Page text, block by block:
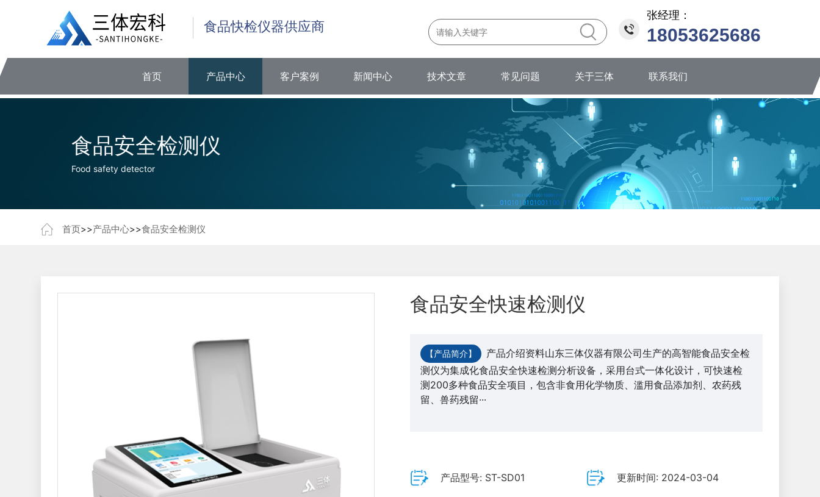
食品快检仪器供应商
张经理：
18053625686
首页 产品中心 客户案例 新闻中心 技术文章 常见问题 关于三体 联系我们
食品安全检测仪
Food safety detector
首页>>产品中心>>食品安全检测仪
食品安全快速检测仪
【产品简介】
产品介绍资料山东三体仪器有限公司生产的高智能食品安全检
测仪为集成化食品安全快速检测分析设备，采用台式一体化设计，可快速检
测200多种食品安全项目，包含非食用化学物质、滥用食品添加剂、农药残
留、兽药残留···
产品型号: ST-SD01 更新时间: 2024-03-04